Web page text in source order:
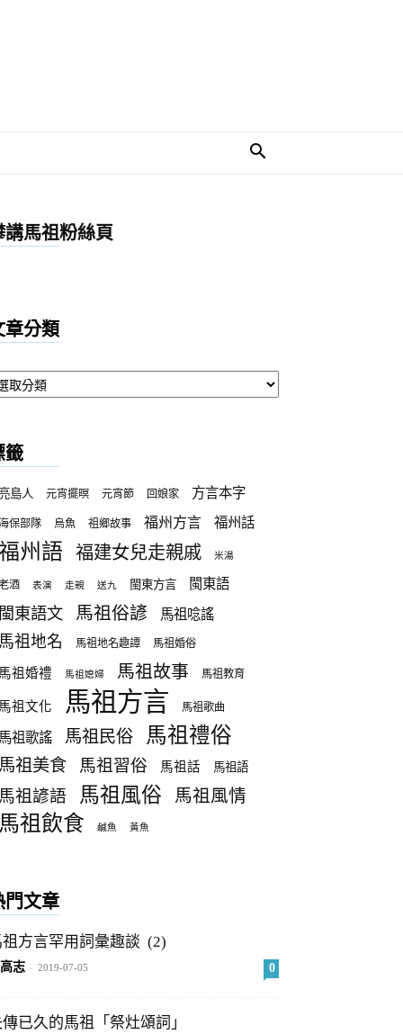
講馬祖粉絲頁
章分類
籤
島人 元宵擺暝 元宵節 回娘家 方言本字
保部隊 烏魚 祖鄉故事 福州方言 福州話
州語 福建女兒走親戚 米湯
酒 表演 走親 送九 閩東方言 閩東語
東語文 馬祖俗諺 馬祖唸謠
祖地名 馬祖地名趣譚 馬祖婚俗
祖婚禮 馬祖媳婦 馬祖故事 馬祖教育
祖文化 馬祖方言 馬祖歌曲
祖歌謠 馬祖民俗 馬祖禮俗
祖美食 馬祖習俗 馬祖話 馬祖語
祖諺語 馬祖風俗 馬祖風情
祖飲食 鹹魚 黃魚
門文章
方言罕用詞彙趣談 (2)
志 - 2019-07-05 0
已久的馬祖「祭灶頌詞」